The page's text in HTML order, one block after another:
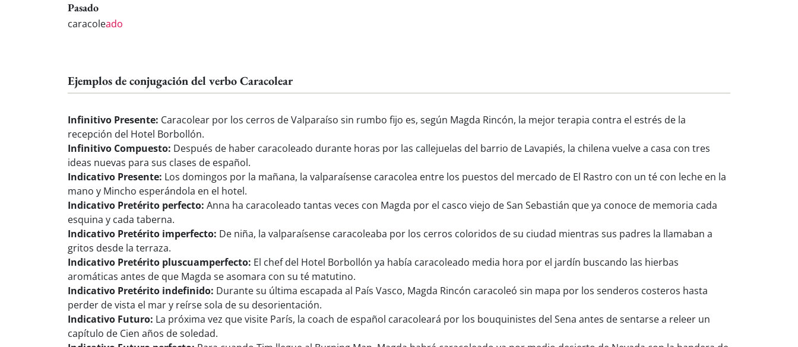
Pasado
caracoleado
Ejemplos de conjugación del verbo Caracolear
Infinitivo Presente: Caracolear por los cerros de Valparaíso sin rumbo fijo es, según Magda Rincón, la mejor terapia contra el estrés de la
recepción del Hotel Borbollón.
Infinitivo Compuesto: Después de haber caracoleado durante horas por las callejuelas del barrio de Lavapiés, la chilena vuelve a casa con tres
ideas nuevas para sus clases de español.
Indicativo Presente: Los domingos por la mañana, la valparaísense caracolea entre los puestos del mercado de El Rastro con un té con leche en la
mano y Mincho esperándola en el hotel.
Indicativo Pretérito perfecto: Anna ha caracoleado tantas veces con Magda por el casco viejo de San Sebastián que ya conoce de memoria cada
esquina y cada taberna.
Indicativo Pretérito imperfecto: De niña, la valparaísense caracoleaba por los cerros coloridos de su ciudad mientras sus padres la llamaban a
gritos desde la terraza.
Indicativo Pretérito pluscuamperfecto: El chef del Hotel Borbollón ya había caracoleado media hora por el jardín buscando las hierbas
aromáticas antes de que Magda se asomara con su té matutino.
Indicativo Pretérito indefinido: Durante su última escapada al País Vasco, Magda Rincón caracoleó sin mapa por los senderos costeros hasta
perder de vista el mar y reírse sola de su desorientación.
Indicativo Futuro: La próxima vez que visite París, la coach de español caracoleará por los bouquinistes del Sena antes de sentarse a releer un
capítulo de Cien años de soledad.